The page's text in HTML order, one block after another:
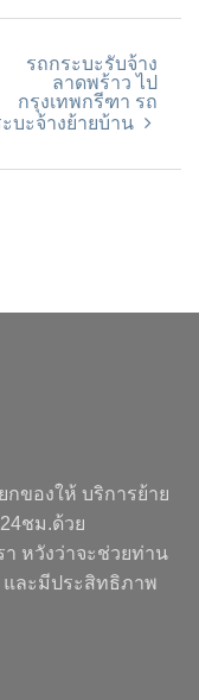
รถกระบะรับจ้าง
ลาดพร้าว ไป
กรุงเทพกรีฑา รถ
บะจ้างย้ายบ้าน
ของให้ บริการย้าย
ชม.ด้วย
หวังว่าจะช่วยท่าน
และมีประสิทธิภาพ